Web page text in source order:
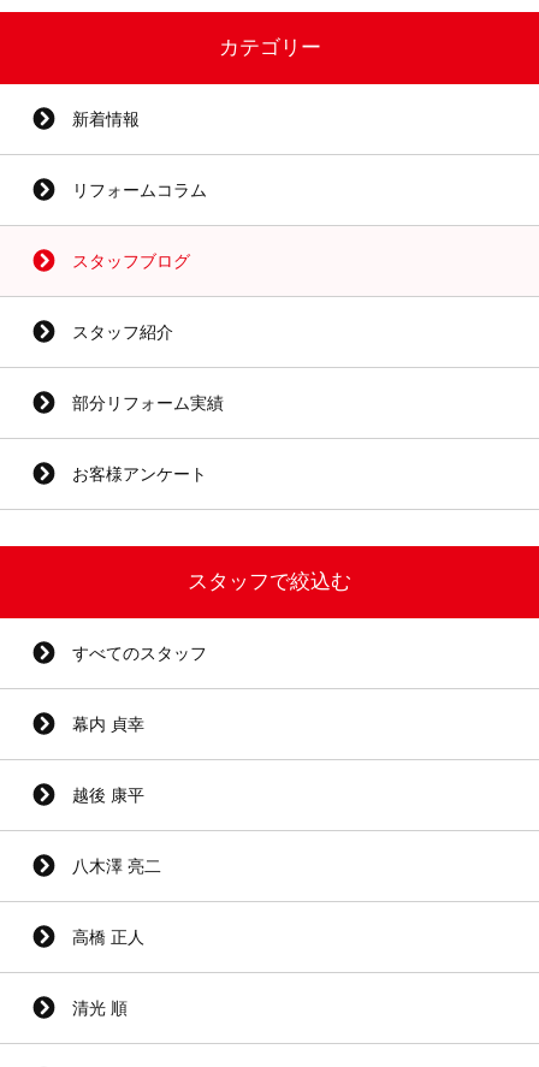
カテゴリー
新着情報
リフォームコラム
スタッフブログ
スタッフ紹介
部分リフォーム実績
お客様アンケート
スタッフで絞込む
すべてのスタッフ
幕内 貞幸
越後 康平
八木澤 亮二
高橋 正人
清光 順